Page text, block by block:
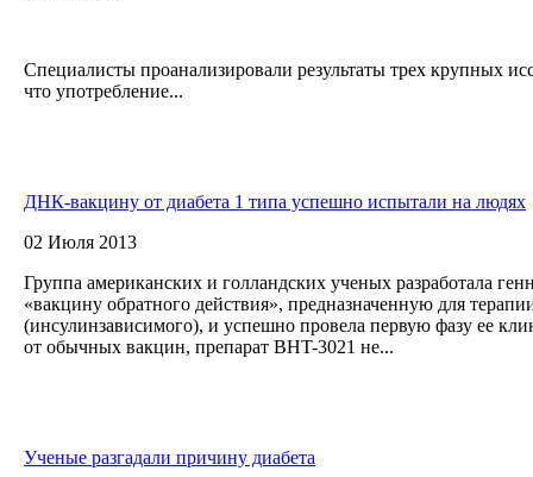
Специалисты проанализировали результаты трех крупных
что употребление...
ДНК-вакцину от диабета 1 типа успешно испытали на людях
02 Июля 2013
Группа американских и голландских ученых разработала
«вакцину обратного действия», предназначенную для
(инсулинзависимого), и успешно провела первую фазу ее
от обычных вакцин, препарат BHT-3021 не...
Ученые разгадали причину диабета